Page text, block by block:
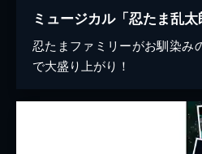
忍たまファミリーがお馴染み
で大盛り上がり！